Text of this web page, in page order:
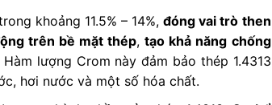
khoảng 11.5% – 14%,đóng vai trò then
trên bề mặt thép,tạo khả năng chống
lượng Crom này đảm bảo thép 1.4313
hơi nước và một số hóa chất.